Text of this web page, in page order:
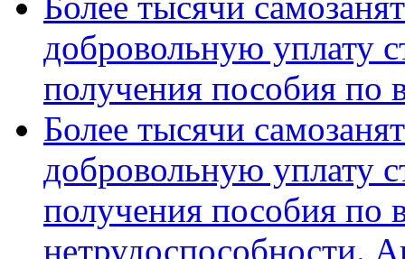
добровольную уплату
получения пособия по
Более тысячи
добровольную уплату
получения пособия по
нетрудоспособности.